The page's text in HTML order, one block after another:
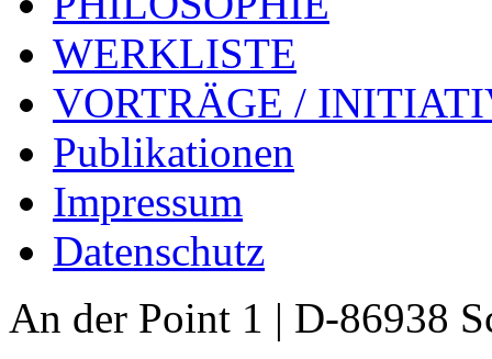
WERKLISTE
VORTRÄGE /
Publikationen
Impressum
Datenschutz
An der Point 1 | D-86938